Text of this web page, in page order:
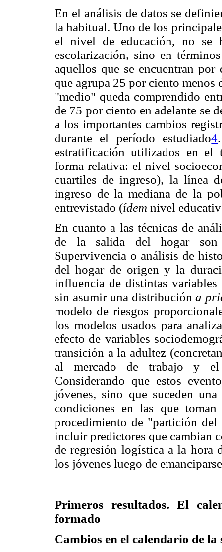
En el análisis de datos se
la habitual. Uno de los
el nivel de educación, no se
escolarización, sino en
aquellos que se encuentran
que agrupa 25 por ciento
"medio" queda comprendido
de 75 por ciento en adelante se
a los importantes cambios
durante el período estudiado4
estratificación utilizados en el
forma relativa: el nivel
cuartiles de ingreso), la línea
ingreso de la mediana de la
entrevistado (ídem nivel
En cuanto a las técnicas de
de la salida del hogar son
Supervivencia o análisis de
del hogar de origen y la
influencia de distintas
sin asumir una distribucióna
modelo de riesgos
los modelos usados para
efecto de variables
transición a la adultez
al mercado de trabajo y el
Considerando que estos
jóvenes, sino que suceden
condiciones en las que
procedimiento de "partición del
incluir predictores que cambian
de regresión logística a la hora
los jóvenes luego de
Primeros resultados. El
formado
Cambios en el calendario de